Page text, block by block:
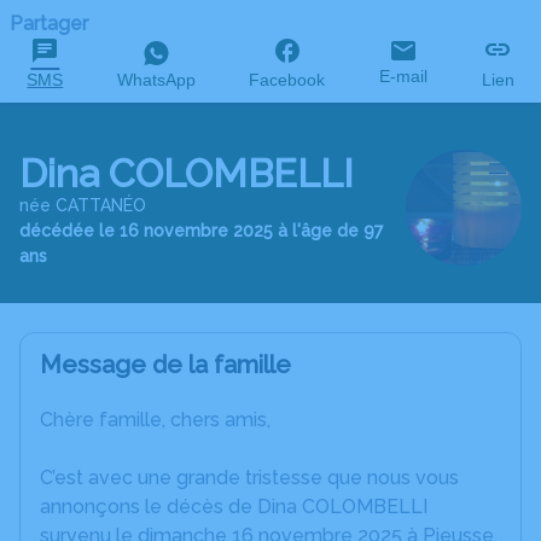
Partager
SMS WhatsApp Facebook E-mail Lien
Dina COLOMBELLI
née CATTANÉO
décédée le 16 novembre 2025 à l'âge de 97
ans
Message de la famille
Chère famille, chers amis,
C’est avec une grande tristesse que nous vous
annonçons le décès de Dina COLOMBELLI
survenu le dimanche 16 novembre 2025 à Pieusse.